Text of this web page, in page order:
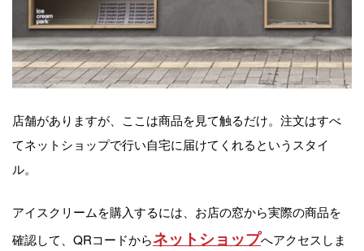
店舗がありますが、ここは商品を見て触るだけ。注文はすべ
てネットショップで行い自宅に届けてくれるというスタイ
ル。
アイスクリームを購入するには、お店の窓から実際の商品を
確認して、QRコードからネットショップへアクセスしま